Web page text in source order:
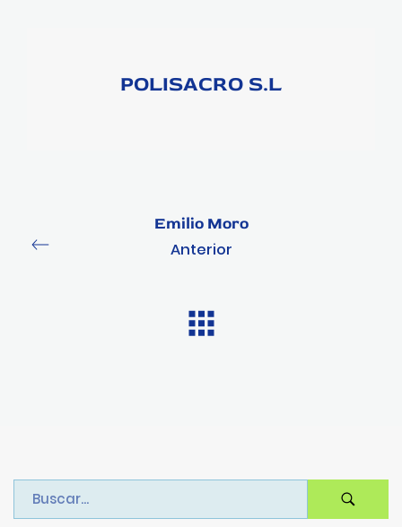
POLISACRO S.L
Emilio Moro
Anterior